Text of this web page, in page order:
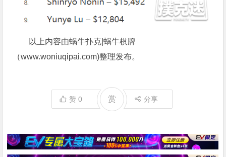
以上内容由蜗牛扑克|蜗牛棋牌
（www.woniuqipai.com)整理发布。
赞0 赏 分享